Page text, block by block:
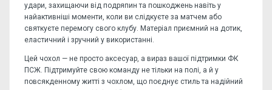
удари, захищаючи від подряпин та пошкоджень навіть у
найактивніші моменти, коли ви слідкуєте за матчем або
святкуєте перемогу свого клубу. Матеріал приємний на дотик,
еластичний і зручний у використанні.
Цей чохол — не просто аксесуар, а вираз вашої підтримки ФК
ПСЖ. Підтримуйте свою команду не тільки на полі, а й у
повсякденному житті з чохлом, що поєднує стиль та надійний